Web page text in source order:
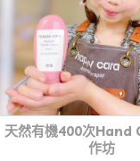
天然有機400次Hand
作坊